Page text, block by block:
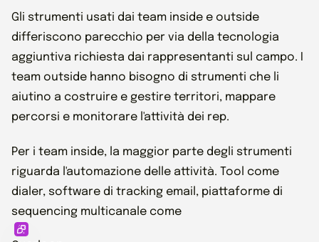
Gli strumenti usati dai team inside e outside
differiscono parecchio per via della tecnologia
aggiuntiva richiesta dai rappresentanti sul campo. I
team outside hanno bisogno di strumenti che li
aiutino a costruire e gestire territori, mappare
percorsi e monitorare l'attività dei rep.
Per i team inside, la maggior parte degli strumenti
riguarda l'automazione delle attività. Tool come
dialer, software di tracking email, piattaforme di
sequencing multicanale come